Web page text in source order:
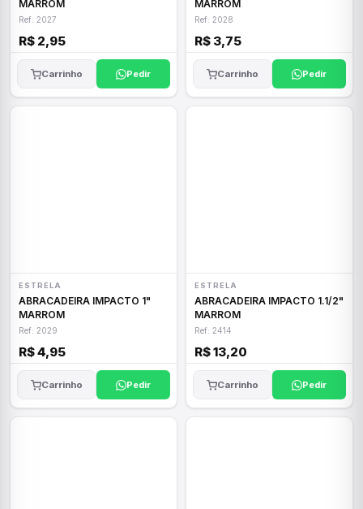
MARROM
Ref: 2027
R$ 2,95
Carrinho Pedir
MARROM
Ref: 2028
R$ 3,75
Carrinho Pedir
ESTRELA
ABRACADEIRA IMPACTO 1"
MARROM
Ref: 2029
R$ 4,95
Carrinho Pedir
ESTRELA
ABRACADEIRA IMPACTO 1.1/2"
MARROM
Ref: 2414
R$ 13,20
Carrinho Pedir